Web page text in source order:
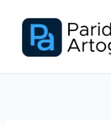
content